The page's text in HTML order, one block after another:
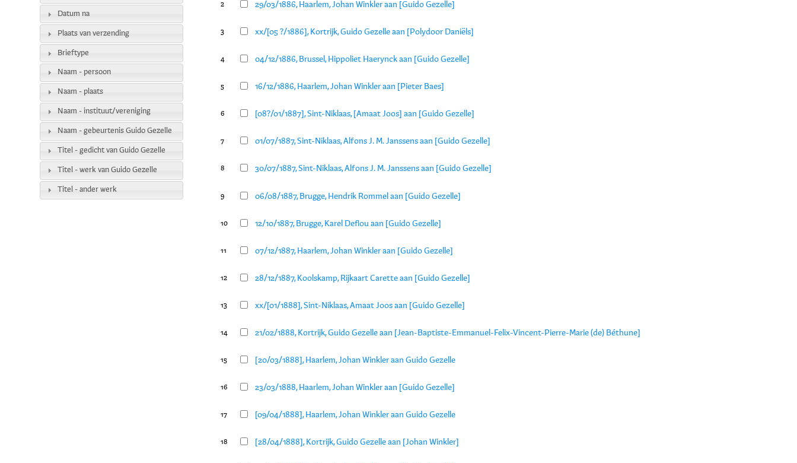
2 29/03/1886, Haarlem, Johan Winkler aan [Guido Gezelle]
3 xx/[05 ?/1886], Kortrijk, Guido Gezelle aan [Polydoor Daniëls]
4 04/12/1886, Brussel, Hippoliet Haerynck aan [Guido Gezelle]
5 16/12/1886, Haarlem, Johan Winkler aan [Pieter Baes]
6 [08?/01/1887], Sint-Niklaas, [Amaat Joos] aan [Guido Gezelle]
7 01/07/1887, Sint-Niklaas, Alfons J. M. Janssens aan [Guido Gezelle]
8 30/07/1887, Sint-Niklaas, Alfons J. M. Janssens aan [Guido Gezelle]
9 06/08/1887, Brugge, Hendrik Rommel aan [Guido Gezelle]
10 12/10/1887, Brugge, Karel Deflou aan [Guido Gezelle]
11 07/12/1887, Haarlem, Johan Winkler aan [Guido Gezelle]
12 28/12/1887, Koolskamp, Rijkaart Carette aan [Guido Gezelle]
13 xx/[01/1888], Sint-Niklaas, Amaat Joos aan [Guido Gezelle]
14 21/02/1888, Kortrijk, Guido Gezelle aan [Jean-Baptiste-Emmanuel-Felix-Vincent-Pierre-Marie (de) Béthune]
15 [20/03/1888], Haarlem, Johan Winkler aan Guido Gezelle
16 23/03/1888, Haarlem, Johan Winkler aan [Guido Gezelle]
17 [09/04/1888], Haarlem, Johan Winkler aan Guido Gezelle
18 [28/04/1888], Kortrijk, Guido Gezelle aan [Johan Winkler]
Datum na
Plaats van verzending
Brieftype
Naam - persoon
Naam - plaats
Naam - instituut/vereniging
Naam - gebeurtenis Guido Gezelle
Titel - gedicht van Guido Gezelle
Titel - werk van Guido Gezelle
Titel - ander werk